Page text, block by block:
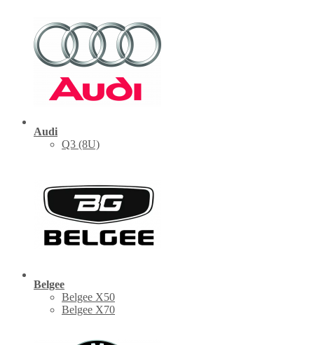
Audi
Q3 (8U)
Belgee
Belgee X50
Belgee X70